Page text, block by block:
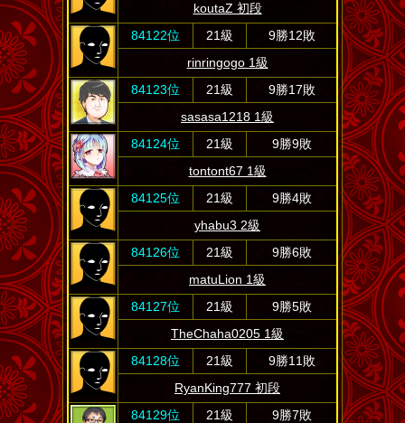
koutaZ 初段
84122位
21級
9勝12敗
rinringogo 1級
84123位
21級
9勝17敗
sasasa1218 1級
84124位
21級
9勝9敗
tontont67 1級
84125位
21級
9勝4敗
yhabu3 2級
84126位
21級
9勝6敗
matuLion 1級
84127位
21級
9勝5敗
TheChaha0205 1級
84128位
21級
9勝11敗
RyanKing777 初段
84129位
21級
9勝7敗